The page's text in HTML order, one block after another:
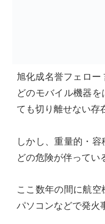
旭化成名誉フェロ
どのモバイル機器
ても切り離せない存
しかし、重量的・
どの危険が伴ってい
ここ数年の間に航
パソコンなどで発火